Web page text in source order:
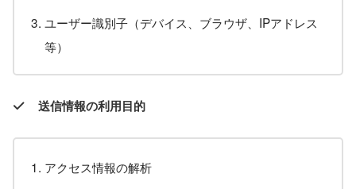
ユーザー識別子（デバイス、ブラウザ、IPアドレス
等）
送信情報の利用目的
アクセス情報の解析